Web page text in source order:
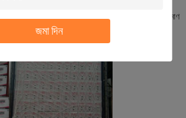
জমা দিন
সমস্ত পণ্য প্যালেটে প্যাক করব, এবং পরিবহনে পণ্যগুলিকে
দিয়ে মুড়িয়ে রাখব, এবং নিশ্চিত করুন যে আপনি অর্ডারকৃত পরিমাণ